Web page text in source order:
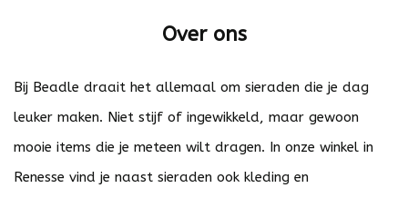
Over ons
Bij Beadle draait het allemaal om sieraden die je dag
leuker maken. Niet stijf of ingewikkeld, maar gewoon
mooie items die je meteen wilt dragen. In onze winkel in
Renesse vind je naast sieraden ook kleding en